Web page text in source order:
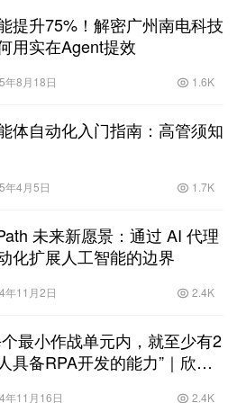
提升75%！解密广州南电科技
用实在Agent提效
年8月18日 1.6K
体自动化入门指南：高管须知
年4月5日 1.7K
未来新愿景：通过 AI 代理
化扩展人工智能的边界
年11月2日 2.4K
个最小作战单元内，就至少有2
具备RPA开发的能力”｜欣盛
年11月16日 2.4K